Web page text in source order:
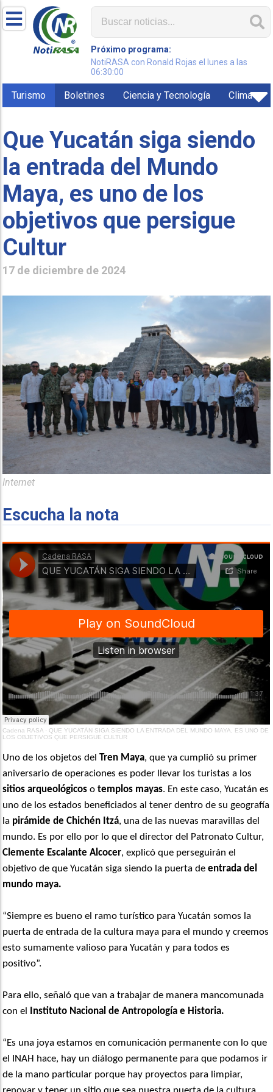
Próximo programa:
NotiRASA con Ronald Rojas el lunes a las
06:30:00
Turismo Boletines Ciencia y Tecnología Clima
Que Yucatán siga siendo
la entrada del Mundo
Maya, es uno de los
objetivos que persigue
Cultur
17 de diciembre de 2024
Internet
Escucha la nota
Cadena RASA ·QUE YUCATÁN SIGA SIENDO LA ENTRADA DEL MUNDO MAYA, ES UNO DE
LOS OBJETIVOS QUE PERSIGUE CULTUR
Uno de los objetos delTren Maya, que ya cumplió su primer
aniversario de operaciones es poder llevar los turistas a los
sitios arqueológicos otemplos mayas. En este caso, Yucatán es
uno de los estados beneficiados al tener dentro de su geografía
la pirámide de Chichén Itzá, una de las nuevas maravillas del
mundo. Es por ello por lo que el director del Patronato Cultur,
Clemente Escalante Alcocer, explicó que perseguirán el
objetivo de que Yucatán siga siendo la puerta deentrada del
mundo maya.
“Siempre es bueno el ramo turístico para Yucatán somos la
puerta de entrada de la cultura maya para el mundo y creemos
esto sumamente valioso para Yucatán y para todos es
positivo”.
Para ello, señaló que van a trabajar de manera mancomunada
con el
Instituto Nacional de Antropología e Historia.
“Es una joya estamos en comunicación permanente con lo que
el INAH hace, hay un diálogo permanente para que podamos ir
de la mano particular porque hay proyectos para limpiar,